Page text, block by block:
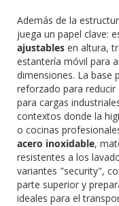
Además de la
juega un papel clave:
ajustables en altura,
estantería móvil para
dimensiones. La base
reforzado para
para cargas
contextos donde la
o cocinas
acero inoxidable,
resistentes a los
variantes "security",
parte superior y
ideales para el